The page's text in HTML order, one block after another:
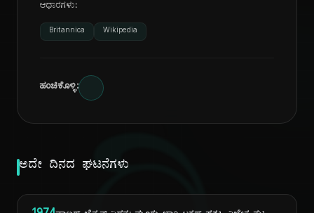
ಆಧಾರಗಳು:
Britannica Wikipedia
ಹಂಚಿಕೊಳ್ಳಿ:
ಅದೇ ದಿನದ ಘಟನೆಗಳು